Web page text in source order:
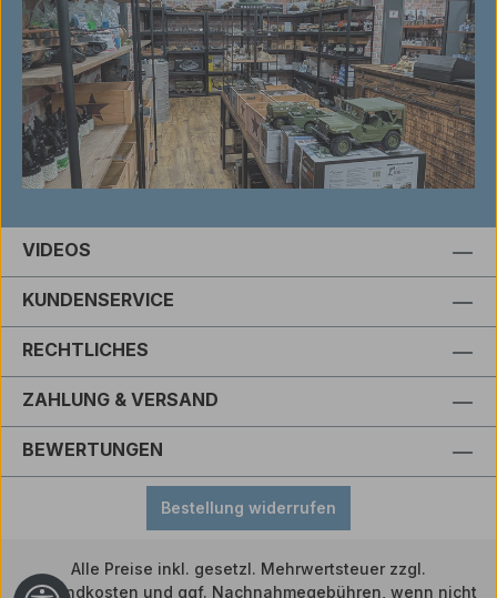
VIDEOS
KUNDENSERVICE
RECHTLICHES
ZAHLUNG & VERSAND
BEWERTUNGEN
Bestellung widerrufen
Alle Preise inkl. gesetzl. Mehrwertsteuer zzgl.
Versandkosten und ggf. Nachnahmegebühren, wenn nicht